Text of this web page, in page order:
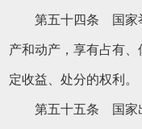
第五十四条 国家举
产和动产，享有占有
定收益、处分的权利。
第五十五条 国家出